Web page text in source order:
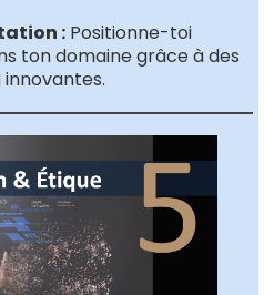
: Positionne-toi
ton domaine grâce à des